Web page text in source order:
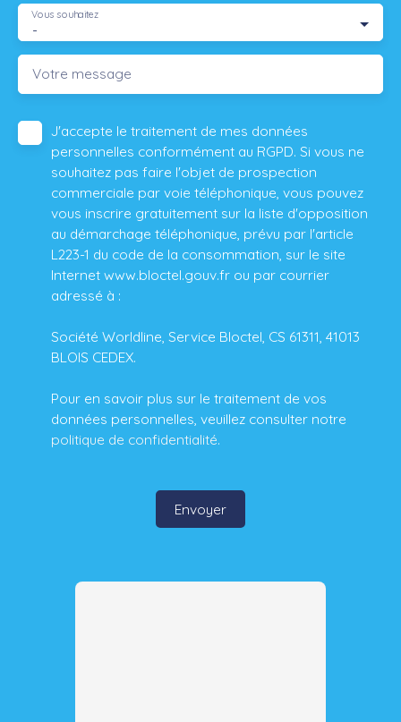
-
Vous souhaitez
Votre message
J'accepte le traitement de mes données
personnelles conformément au RGPD. Si vous ne
souhaitez pas faire l'objet de prospection
commerciale par voie téléphonique, vous pouvez
vous inscrire gratuitement sur la liste d'opposition
au démarchage téléphonique, prévu par l'article
L223-1 du code de la consommation, sur le site
Internet www.bloctel.gouv.fr ou par courrier
adressé à :
Société Worldline, Service Bloctel, CS 61311, 41013
BLOIS CEDEX.
Pour en savoir plus sur le traitement de vos
données personnelles, veuillez consulter notre
politique de confidentialité.
Envoyer